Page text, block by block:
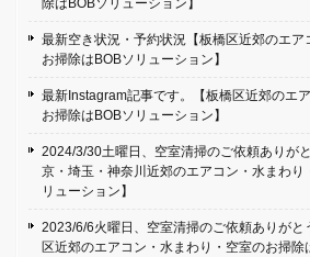
除はBOBソリューション】
最新空き状況・予約状況【板橋区近郊のエ
お掃除はBOBソリューション】
最新Instagram記事です。【板橋区近郊のエ
お掃除はBOBソリューション】
2024/3/30土曜日、空室清掃のご依頼ありが
京・埼玉・神奈川近郊のエアコン・水まわり
リューション】
2023/6/6火曜日、空室清掃のご依頼ありがと
区近郊のエアコン・水まわり・空室のお掃除